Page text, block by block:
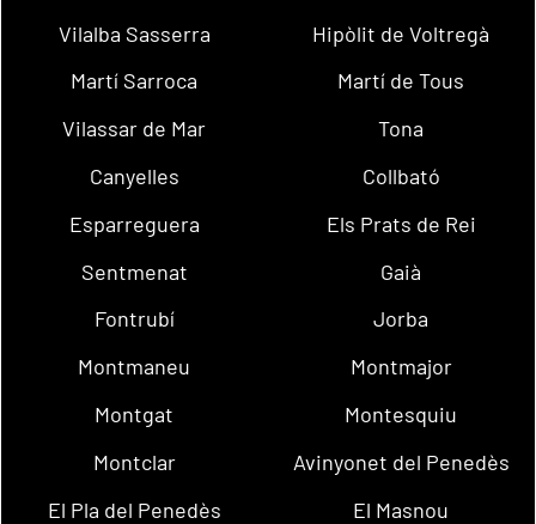
Vilalba Sasserra
Hipòlit de Voltregà
Martí Sarroca
Martí de Tous
Vilassar de Mar
Tona
Canyelles
Collbató
Esparreguera
Els Prats de Rei
Sentmenat
Gaià
Fontrubí
Jorba
Montmaneu
Montmajor
Montgat
Montesquiu
Montclar
Avinyonet del Penedès
El Pla del Penedès
El Masnou